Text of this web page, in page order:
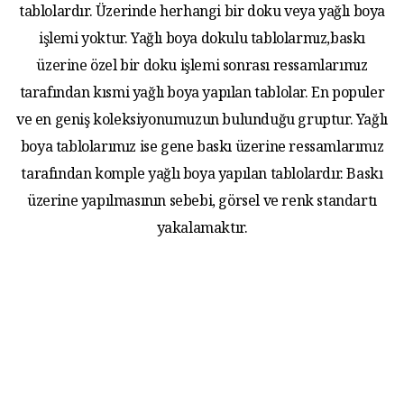
tablolardır. Üzerinde herhangi bir doku veya yağlı boya
işlemi yoktur. Yağlı boya dokulu tablolarmız,baskı
üzerine özel bir doku işlemi sonrası ressamlarımız
tarafından kısmi yağlı boya yapılan tablolar. En populer
ve en geniş koleksiyonumuzun bulunduğu gruptur. Yağlı
boya tablolarımız ise gene baskı üzerine ressamlarımız
tarafından komple yağlı boya yapılan tablolardır. Baskı
üzerine yapılmasının sebebi, görsel ve renk standartı
yakalamaktır.